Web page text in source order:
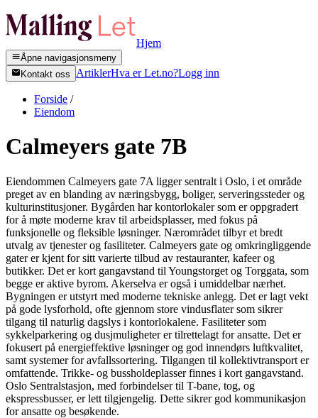
Hjem
Åpne navigasjonsmeny
Kontakt oss
ArtiklerHva er Let.no?Logg inn
Forside /
Eiendom
Calmeyers gate 7B
Eiendommen Calmeyers gate 7A ligger sentralt i Oslo, i et område
preget av en blanding av næringsbygg, boliger, serveringssteder og
kulturinstitusjoner. Bygården har kontorlokaler som er oppgradert
for å møte moderne krav til arbeidsplasser, med fokus på
funksjonelle og fleksible løsninger. Nærområdet tilbyr et bredt
utvalg av tjenester og fasiliteter. Calmeyers gate og omkringliggende
gater er kjent for sitt varierte tilbud av restauranter, kafeer og
butikker. Det er kort gangavstand til Youngstorget og Torggata, som
begge er aktive byrom. Akerselva er også i umiddelbar nærhet.
Bygningen er utstyrt med moderne tekniske anlegg. Det er lagt vekt
på gode lysforhold, ofte gjennom store vindusflater som sikrer
tilgang til naturlig dagslys i kontorlokalene. Fasiliteter som
sykkelparkering og dusjmuligheter er tilrettelagt for ansatte. Det er
fokusert på energieffektive løsninger og god innendørs luftkvalitet,
samt systemer for avfallssortering. Tilgangen til kollektivtransport er
omfattende. Trikke- og bussholdeplasser finnes i kort gangavstand.
Oslo Sentralstasjon, med forbindelser til T-bane, tog, og
ekspressbusser, er lett tilgjengelig. Dette sikrer god kommunikasjon
for ansatte og besøkende.